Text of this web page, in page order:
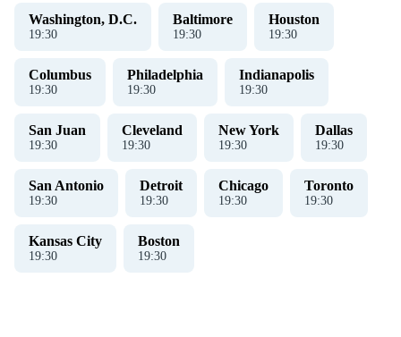
Washington, D.C.
19:31
Baltimore
19:31
Houston
19:31
Columbus
19:31
Philadelphia
19:31
Indianapolis
19:31
San Juan
19:31
Cleveland
19:31
New York
19:31
Dallas
19:31
San Antonio
19:31
Detroit
19:31
Chicago
19:31
Toronto
19:31
Kansas City
19:31
Boston
19:31